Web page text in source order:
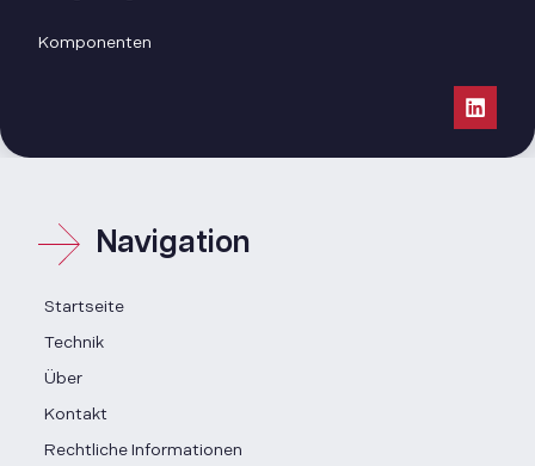
Komponenten
Navigation
Startseite
Technik
Über
Kontakt
Rechtliche Informationen